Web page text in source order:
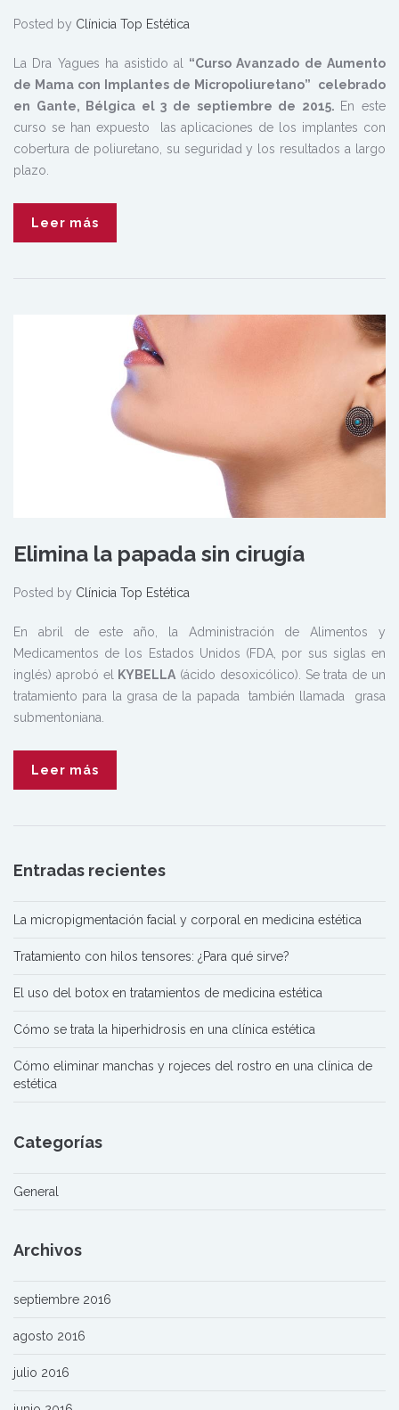
Posted by Clínicia Top Estética
La Dra Yagues ha asistido al
“Curso Avanzado de Aumento
de Mama con Implantes de Micropoliuretano” celebrado
en Gante, Bélgica el 3 de septiembre de 2015. En este
curso se han expuesto las aplicaciones de los implantes con
cobertura de poliuretano, su seguridad y los resultados a largo
plazo.
Leer más
Elimina la papada sin cirugía
Posted by Clínicia Top Estética
En abril de este año, la Administración de Alimentos y
Medicamentos de los Estados Unidos (FDA, por sus siglas en
inglés) aprobó el
KYBELLA (ácido desoxicólico). Se trata de un
tratamiento para la grasa de la papada también llamada grasa
submentoniana.
Leer más
Entradas recientes
La micropigmentación facial y corporal en medicina estética
Tratamiento con hilos tensores: ¿Para qué sirve?
El uso del botox en tratamientos de medicina estética
Cómo se trata la hiperhidrosis en una clínica estética
Cómo eliminar manchas y rojeces del rostro en una clínica de
estética
Categorías
General
Archivos
septiembre 2016
agosto 2016
julio 2016